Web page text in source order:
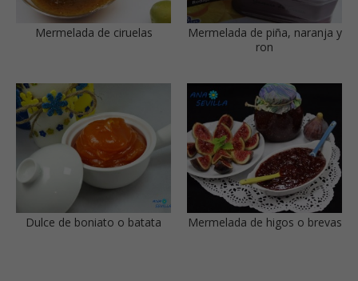
Mermelada de ciruelas
Mermelada de piña, naranja y
ron
Dulce de boniato o batata Mermelada de higos o brevas